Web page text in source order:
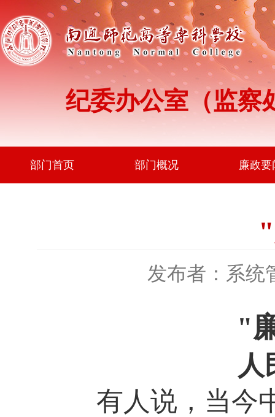
纪委办公室（监察
部门首页 部门概况 廉政要
发布者：系统
"
人
有人说，当今